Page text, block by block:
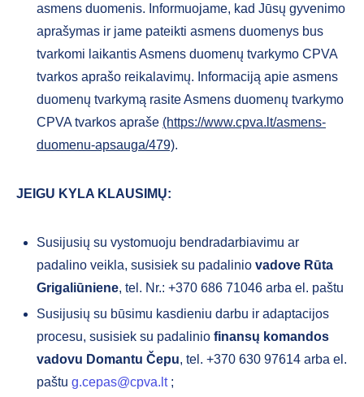
asmens duomenis. Informuojame, kad Jūsų gyvenimo
aprašymas ir jame pateikti asmens duomenys bus
tvarkomi laikantis Asmens duomenų tvarkymo CPVA
tvarkos aprašo reikalavimų. Informaciją apie asmens
duomenų tvarkymą rasite Asmens duomenų tvarkymo
CPVA tvarkos apraše (https://www.cpva.lt/asmens-
duomenu-apsauga/479).
JEIGU KYLA KLAUSIMŲ:
Susijusių su vystomuoju bendradarbiavimu ar
padalino veikla, susisiek su padalinio vadove Rūta
Grigaliūniene, tel. Nr.: +370 686 71046 arba el. paštu
Susijusių su būsimu kasdieniu darbu ir adaptacijos
procesu, susisiek su padalinio finansų komandos
vadovu Domantu Čepu, tel. +370 630 97614 arba el.
paštu g.cepas@cpva.lt;